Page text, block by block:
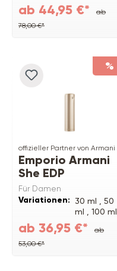
ab 44,95 €*
ab
78,00 €*
%
offizieller Partner von Armani
Emporio Armani
She EDP
Für Damen
Variationen: 30 ml , 50
ml , 100 ml
ab 36,95 €*
ab
53,00 €*